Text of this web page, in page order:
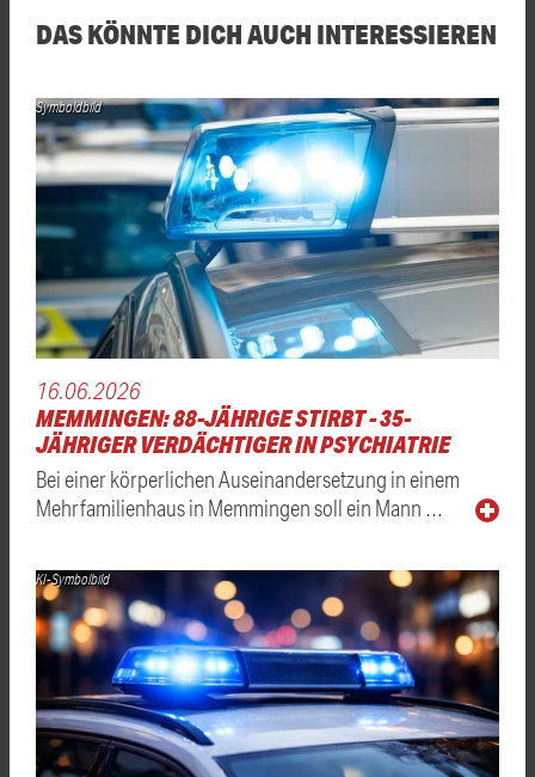
DAS KÖNNTE DICH AUCH INTERESSIEREN
Symboldbild
16.06.2026
MEMMINGEN: 88-JÄHRIGE STIRBT - 35-
JÄHRIGER VERDÄCHTIGER IN PSYCHIATRIE
Bei einer körperlichen Auseinandersetzung in einem
Mehrfamilienhaus in Memmingen soll ein Mann …
KI-Symbolbild